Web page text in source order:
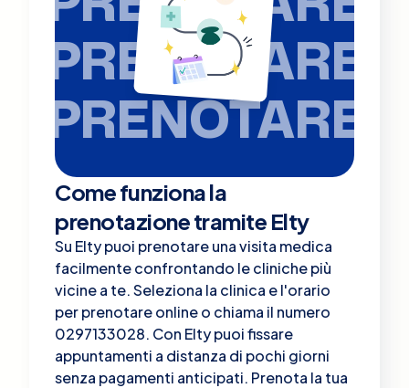
PRENOTARE
PRENOTARE
Come funziona la
prenotazione tramite Elty
Su Elty puoi prenotare una visita medica
facilmente confrontando le cliniche più
vicine a te. Seleziona la clinica e l'orario
per prenotare online o chiama il numero
0297133028. Con Elty puoi fissare
appuntamenti a distanza di pochi giorni
senza pagamenti anticipati. Prenota la tua